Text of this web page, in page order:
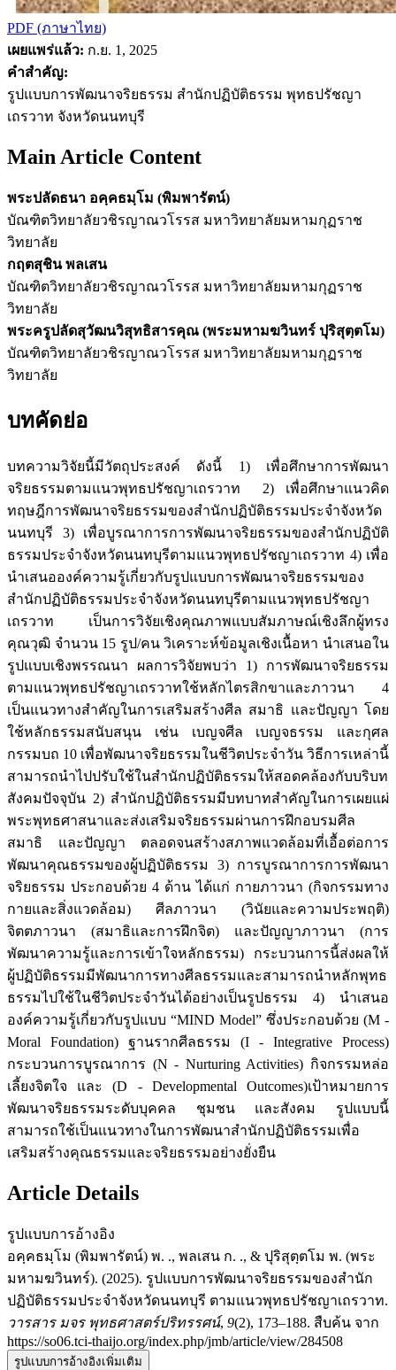
PDF (ภาษาไทย)
เผยแพร่แล้ว: ก.ย. 1, 2025
คำสำคัญ:
รูปแบบการพัฒนาจริยธรรม สำนักปฏิบัติธรรม พุทธปรัชญา
เถรวาท จังหวัดนนทบุรี
Main Article Content
พระปลัดธนา อคฺคธมฺโม (พิมพารัตน์)
บัณฑิตวิทยาลัยวชิรญาณวโรรส มหาวิทยาลัยมหามกุฏราช
วิทยาลัย
กฤตสุชิน พลเสน
บัณฑิตวิทยาลัยวชิรญาณวโรรส มหาวิทยาลัยมหามกุฏราช
วิทยาลัย
พระครูปลัดสุวัฒนวิสุทธิสารคุณ (พระมหามฆวินทร์ ปุริสุตฺตโม)
บัณฑิตวิทยาลัยวชิรญาณวโรรส มหาวิทยาลัยมหามกุฏราช
วิทยาลัย
บทคัดย่อ
บทความวิจัยนี้มีวัตถุประสงค์ ดังนี้ 1) เพื่อศึกษาการพัฒนา
จริยธรรมตามแนวพุทธปรัชญาเถรวาท 2) เพื่อศึกษาแนวคิด
ทฤษฎีการพัฒนาจริยธรรมของสำนักปฏิบัติธรรมประจำจังหวัด
นนทบุรี 3) เพื่อบูรณาการการพัฒนาจริยธรรมของสำนักปฏิบัติ
ธรรมประจำจังหวัดนนทบุรีตามแนวพุทธปรัชญาเถรวาท 4) เพื่อ
นำเสนอองค์ความรู้เกี่ยวกับรูปแบบการพัฒนาจริยธรรมของ
สำนักปฏิบัติธรรมประจำจังหวัดนนทบุรีตามแนวพุทธปรัชญา
เถรวาท เป็นการวิจัยเชิงคุณภาพแบบสัมภาษณ์เชิงลึกผู้ทรง
คุณวุฒิ จำนวน 15 รูป/คน วิเคราะห์ข้อมูลเชิงเนื้อหา นำเสนอใน
รูปแบบเชิงพรรณนา ผลการวิจัยพบว่า 1) การพัฒนาจริยธรรม
ตามแนวพุทธปรัชญาเถรวาทใช้หลักไตรสิกขาและภาวนา 4
เป็นแนวทางสำคัญในการเสริมสร้างศีล สมาธิ และปัญญา โดย
ใช้หลักธรรมสนับสนุน เช่น เบญจศีล เบญจธรรม และกุศล
กรรมบถ 10 เพื่อพัฒนาจริยธรรมในชีวิตประจำวัน วิธีการเหล่านี้
สามารถนำไปปรับใช้ในสำนักปฏิบัติธรรมให้สอดคล้องกับบริบท
สังคมปัจจุบัน 2) สำนักปฏิบัติธรรมมีบทบาทสำคัญในการเผยแผ่
พระพุทธศาสนาและส่งเสริมจริยธรรมผ่านการฝึกอบรมศีล
สมาธิ และปัญญา ตลอดจนสร้างสภาพแวดล้อมที่เอื้อต่อการ
พัฒนาคุณธรรมของผู้ปฏิบัติธรรม 3) การบูรณาการการพัฒนา
จริยธรรม ประกอบด้วย 4 ด้าน ได้แก่ กายภาวนา (กิจกรรมทาง
กายและสิ่งแวดล้อม) ศีลภาวนา (วินัยและความประพฤติ)
จิตตภาวนา (สมาธิและการฝึกจิต) และปัญญาภาวนา (การ
พัฒนาความรู้และการเข้าใจหลักธรรม) กระบวนการนี้ส่งผลให้
ผู้ปฏิบัติธรรมมีพัฒนาการทางศีลธรรมและสามารถนำหลักพุทธ
ธรรมไปใช้ในชีวิตประจำวันได้อย่างเป็นรูปธรรม 4) นำเสนอ
องค์ความรู้เกี่ยวกับรูปแบบ “MIND Model” ซึ่งประกอบด้วย (M -
Moral Foundation) ฐานรากศีลธรรม (I - Integrative Process)
กระบวนการบูรณาการ (N - Nurturing Activities) กิจกรรมหล่อ
เลี้ยงจิตใจ และ (D - Developmental Outcomes)เป้าหมายการ
พัฒนาจริยธรรมระดับบุคคล ชุมชน และสังคม รูปแบบนี้
สามารถใช้เป็นแนวทางในการพัฒนาสำนักปฏิบัติธรรมเพื่อ
เสริมสร้างคุณธรรมและจริยธรรมอย่างยั่งยืน
Article Details
รูปแบบการอ้างอิง
อคฺคธมฺโม (พิมพารัตน์) พ. ., พลเสน ก. ., & ปุริสุตฺตโม พ. (พระ
มหามฆวินทร์). (2025). รูปแบบการพัฒนาจริยธรรมของสำนัก
ปฏิบัติธรรมประจำจังหวัดนนทบุรี ตามแนวพุทธปรัชญาเถรวาท.
วารสาร มจร พุทธศาสตร์ปริทรรศน์, 9(2), 173–188. สืบค้น จาก
https://so06.tci-thaijo.org/index.php/jmb/article/view/284508
รูปแบบการอ้างอิงเพิ่มเติม